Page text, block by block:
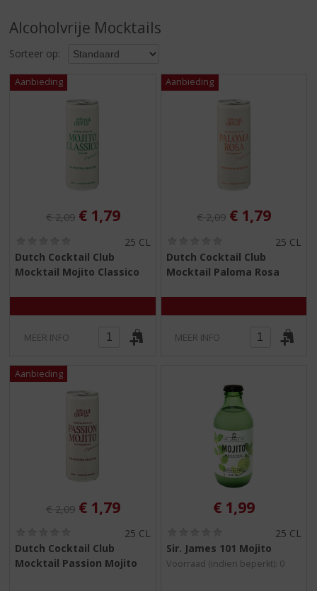
r
n
g
n
g
a
t
e
Alcoholvrije Mocktails
Sorteer op:
Originele prijs was:
€2,09 , Huidige prijs is:
€ 1,79
,
0
5
25 CL
Dutch Cocktail Club
Mocktail Mojito Classico
MEER INFO
Originele prijs was:
€2,09 , Huidige
€ 1,79
,
0
5
25 CL
Dutch Cocktail Club
Mocktail Paloma Rosa
MEER INFO
Originele prijs was:
€2,09 , Huidige prijs is:
€ 1,79
0
,
0
25 CL
Dutch Cocktail Club
Mocktail Passion Mojito
€ 1,99
,
0
25 CL
Sir. James 101 Mojito
Voorraad (indien beperkt): 0